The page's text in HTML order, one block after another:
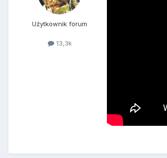
Użytkownik forum
13,3k